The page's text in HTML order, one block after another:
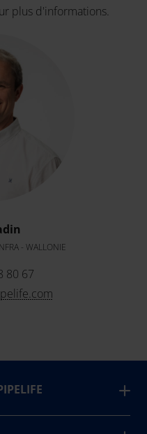
plus d'informations.
- WALLONIE
80 67